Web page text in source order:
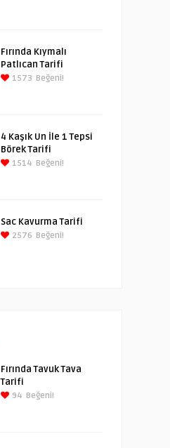
Fırında Kıymalı
Patlıcan Tarifi
1573 Beğeni!
4 Kaşık Un İle 1 Tepsi
Börek Tarifi
1514 Beğeni!
Sac Kavurma Tarifi
2576 Beğeni!
Fırında Tavuk Tava
Tarifi
94 Beğeni!